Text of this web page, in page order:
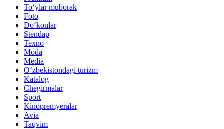
Toʻylar muborak
Foto
Do‘konlar
Stendap
Texno
Moda
Media
O‘zbekistondagi turizm
Katalog
Chegirmalar
Sport
Kinopremyeralar
Avia
Taqvim